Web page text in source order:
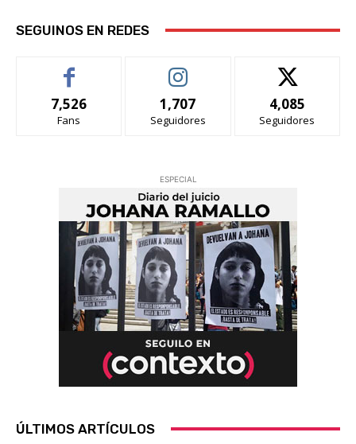
SEGUINOS EN REDES
7,526
Fans
1,707
Seguidores
4,085
Seguidores
ESPECIAL
ÚLTIMOS ARTÍCULOS